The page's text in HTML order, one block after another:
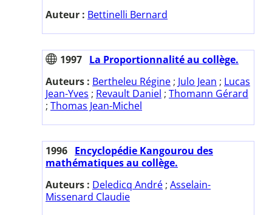
Auteur : Bettinelli Bernard
1997 La Proportionnalité au collège.
Auteurs : Bertheleu Régine ; Julo Jean ; Lucas
Jean-Yves ; Revault Daniel ; Thomann Gérard
; Thomas Jean-Michel
1996 Encyclopédie Kangourou des
mathématiques au collège.
Auteurs : Deledicq André ; Asselain-
Missenard Claudie